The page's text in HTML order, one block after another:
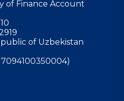
of Finance Account
of Uzbekistan